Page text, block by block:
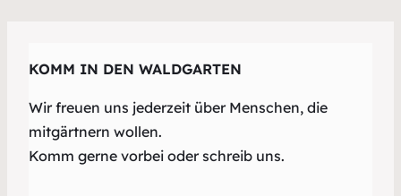
KOMM IN DEN WALDGARTEN
Wir freuen uns jederzeit über Menschen, die
mitgärtnern wollen.
Komm gerne vorbei oder schreib uns.